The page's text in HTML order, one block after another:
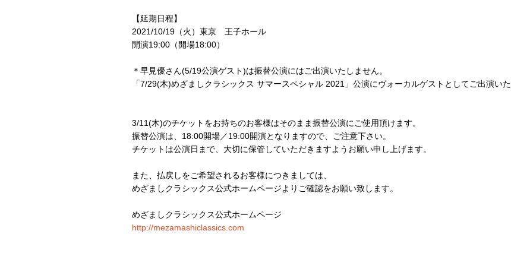
【延期日程】
2021/10/19（火）東京 王子ホール
開演19:00（開場18:00）
＊早見優さん(5/19公演ゲスト)は振替公演にはご出演いたしません。
「7/29(木)めざましクラシックス サマースペシャル 2021」公演にヴォーカルゲストとしてご出演いた
3/11(木)のチケットをお持ちのお客様はそのまま振替公演にご使用頂けます。
振替公演は、18:00開場／19:00開演となりますので、ご注意下さい。
チケットは公演日まで、大切に保管していただきますようお願い申し上げます。
また、払戻しをご希望されるお客様につきましては、
めざましクラシックス公式ホームページよりご確認をお願い致します。
めざましクラシックス公式ホームページ
http://mezamashiclassics.com